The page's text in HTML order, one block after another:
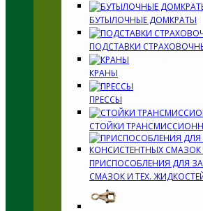
БУТЫЛОЧНЫЕ ДОМКРАТЫ
ПОДСТАВКИ
КРАНЫ
ПРЕССЫ
СТОЙКИ
ПРИСПОСОБЛЕНИЯ ДЛЯ
СМАЗОК И ТЕХ.